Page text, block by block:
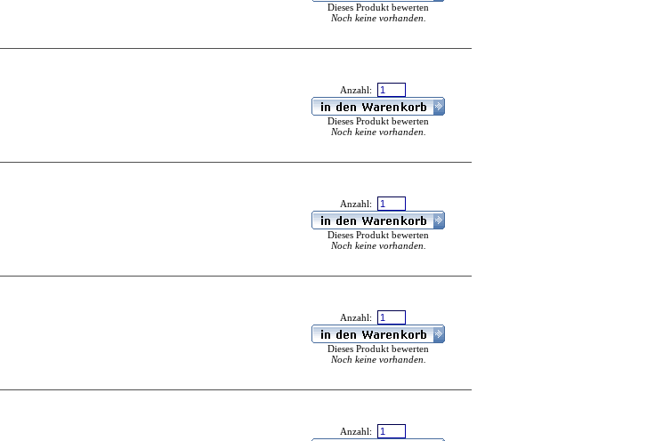
Dieses Produkt bewerten
Noch keine vorhanden.
Anzahl:
Dieses Produkt bewerten
Noch keine vorhanden.
Anzahl:
Dieses Produkt bewerten
Noch keine vorhanden.
Anzahl:
Dieses Produkt bewerten
Noch keine vorhanden.
Anzahl: